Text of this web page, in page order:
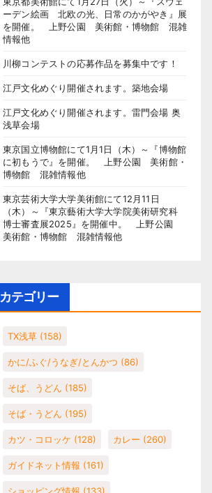
ーデン絵画 北欧の光、日常のかがやき』展
を開催。 上野公園 美術館・博物館 混雑
情報他
川柳コンテストの応募作品を募集中です！
江戸文化めぐり開催されます。築地会場
江戸文化めぐり開催されます。雷門会場 奥
浅草会場
東京国立博物館にて1月1日（木）～『博物館
に初もうで』を開催。 上野公園 美術館・
博物館 混雑情報他
東京芸術大学大学美術館にて12月11日
（木）～『東京藝術大学大学院美術研究科
博士審査展2025』を開催中。 上野公園
美術館・博物館 混雑情報他
カテゴリー
TX浅草 (158)
かに/ふぐ/うなぎ/とんかつ (86)
そば、うどん (185)
そば・うどん (195)
カツ・コロッケ (128) カレー (260)
ガイドネット情報 (161)